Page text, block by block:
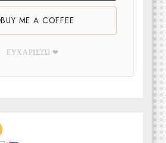
BUY ME A COFFEE
ΕΥΧΑΡΙΣΤΏ ❤